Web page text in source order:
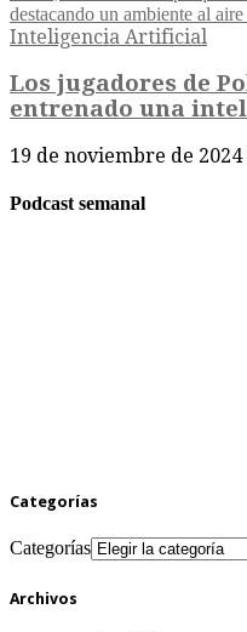
Inteligencia Artificial
Los jugadores de
entrenado una
19 de noviembre de 2024
Podcast semanal
Categorías
Categorías
Archivos